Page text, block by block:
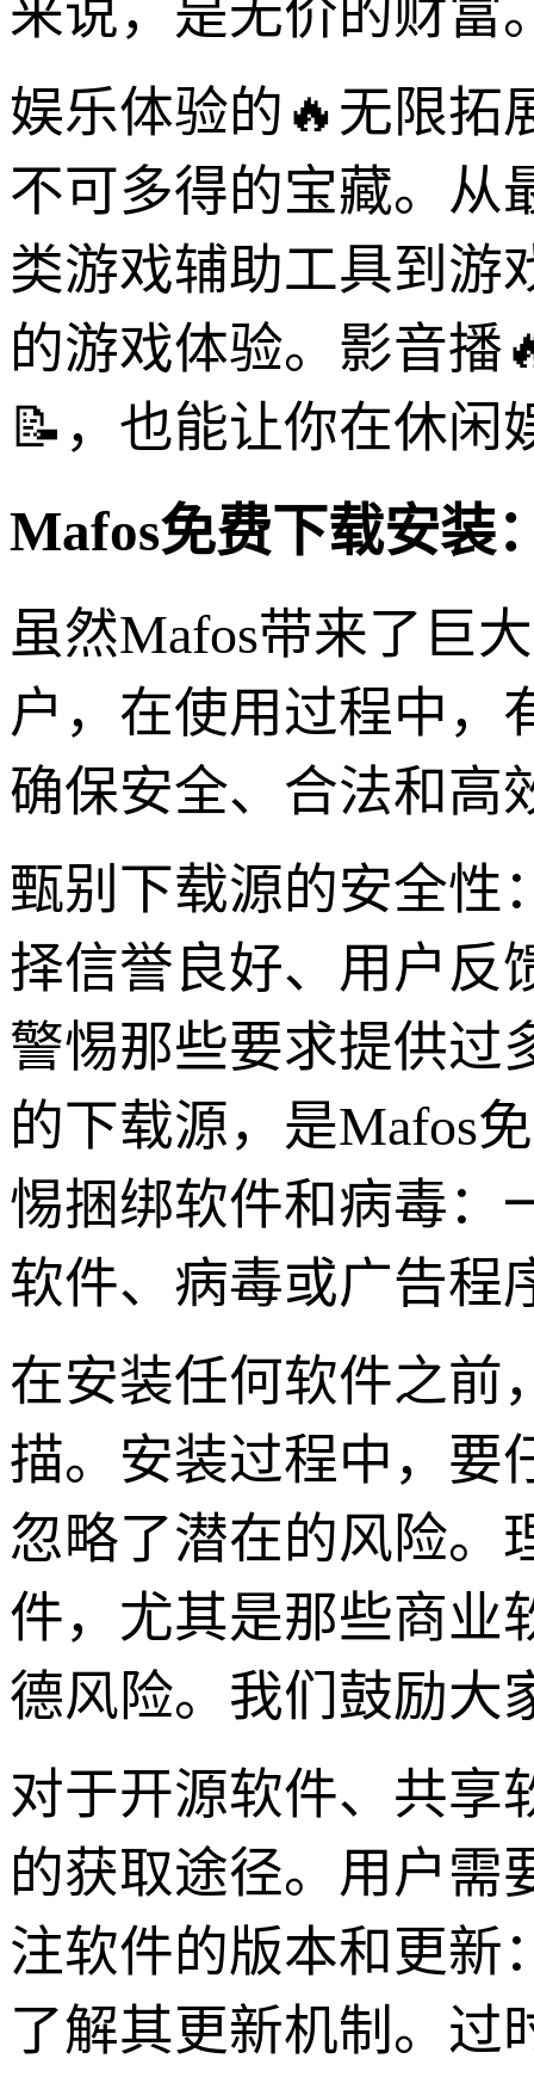
来说，是无价的财富
娱乐体验的🔥无限拓
不可多得的宝藏。从
类游戏辅助工具到游
的游戏体验。影音播
📝，也能让你在休闲
Mafos免费下载安装
虽然Mafos带来了巨
户，在使用过程中，
确保安全、合法和高
甄别下载源的安全性
择信誉良好、用户反
警惕那些要求提供过
的下载源，是Mafos
惕捆绑软件和病毒：
软件、病毒或广告程
在安装任何软件之前
描。安装过程中，要
忽略了潜在的风险。
件，尤其是那些商业
德风险。我们鼓励大
对于开源软件、共享
的获取途径。用户需
注软件的版本和更新
了解其更新机制。过